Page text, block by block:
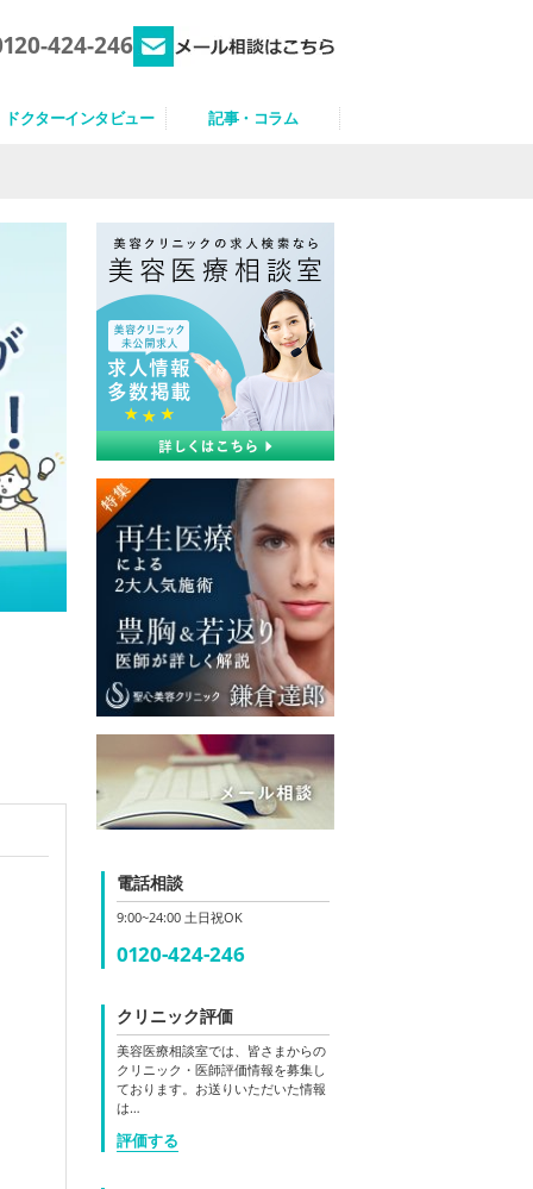
424-246
ドクターインタビュー 記事・コラム
電話相談
9:00~24:00 土日祝OK
0120-424-246
クリニック評価
美容医療相談室では、皆さまからの
クリニック・医師評価情報を募集し
ております。お送りいただいた情報
は…
評価する